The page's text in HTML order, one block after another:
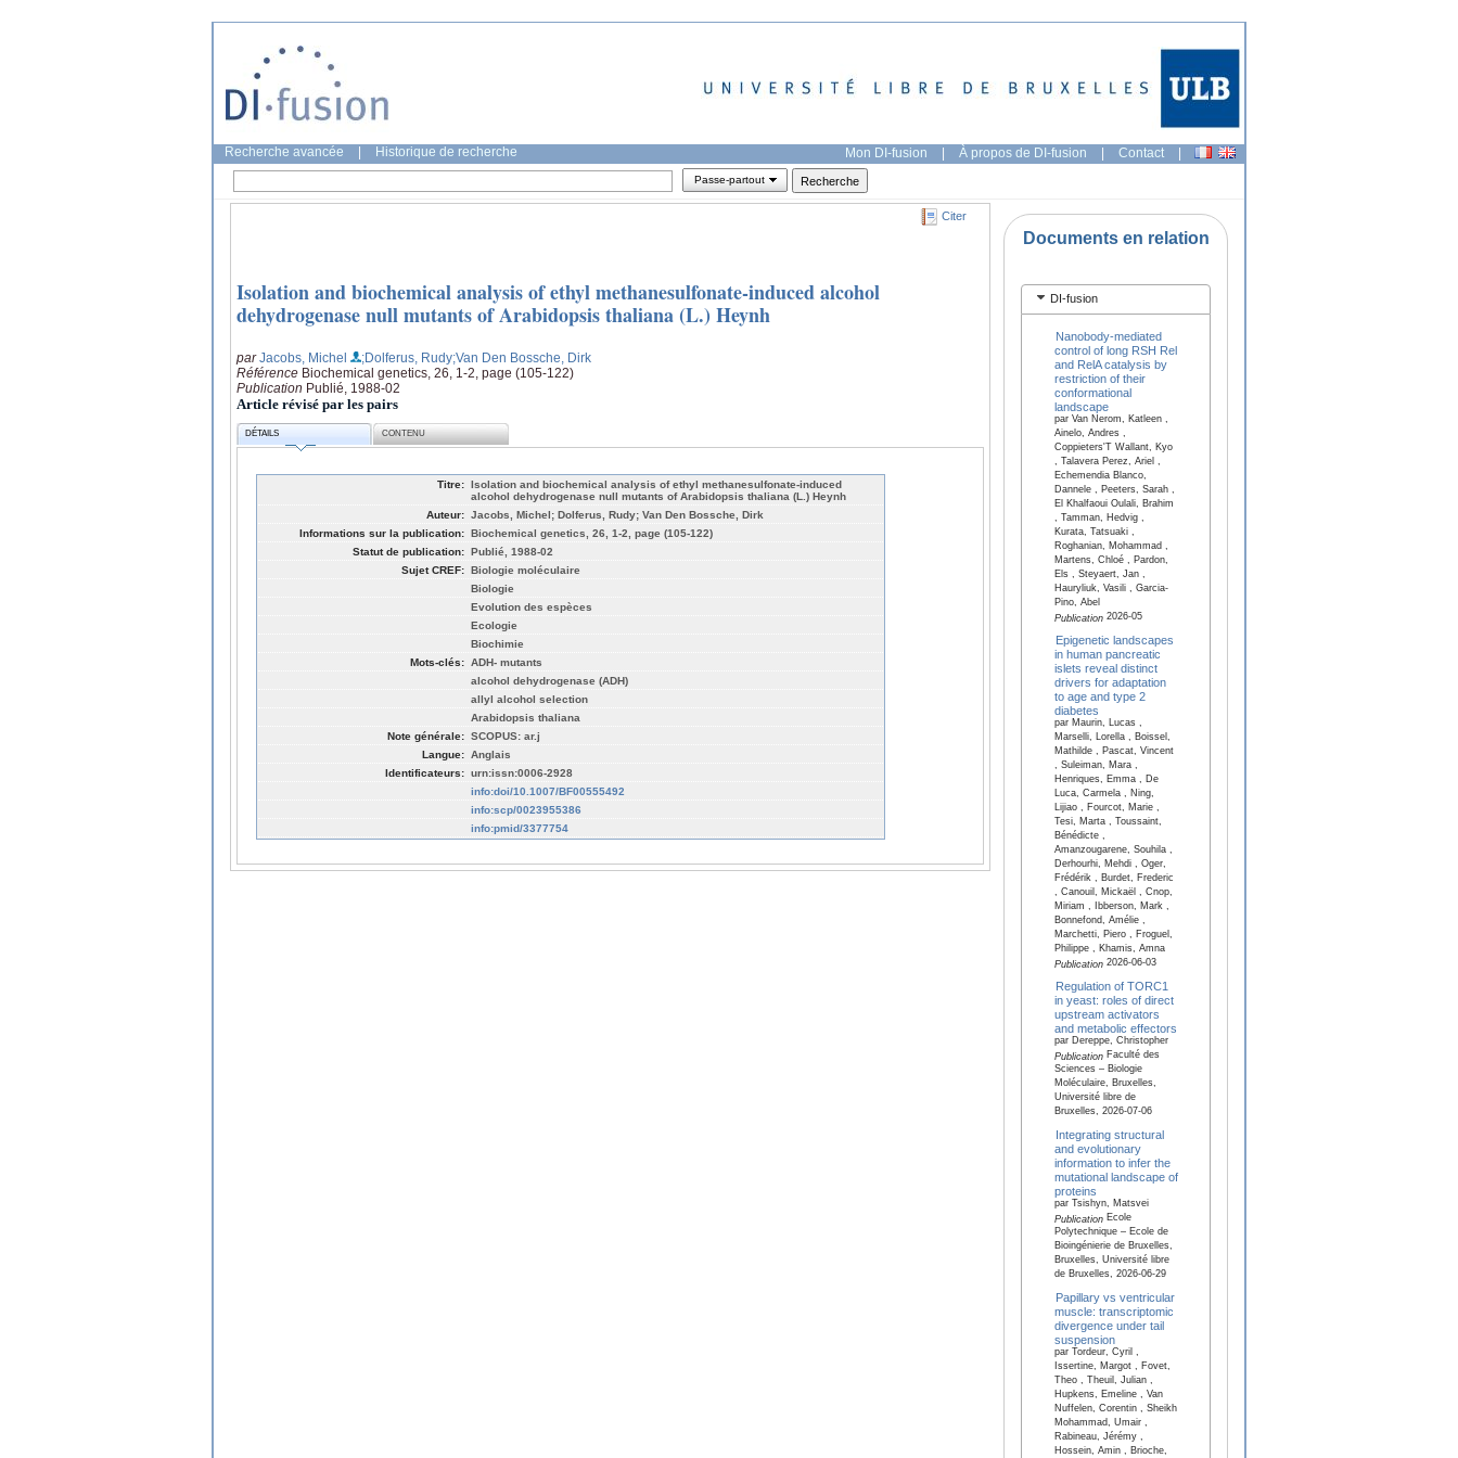
Recherche avancée Historique de recherche Mon DI-fusion | À propos de DI-fusion | Contact |
Passe-partout
Citer
Isolation and biochemical analysis of ethyl methanesulfonate-induced alcohol
dehydrogenase null mutants of Arabidopsis thaliana (L.) Heynh
parJacobs, Michel ;Dolferus, Rudy;Van Den Bossche, Dirk
Référence Biochemical genetics, 26, 1-2, page (105-122)
Publication Publié, 1988-02
Article révisé par les pairs
DÉTAILS CONTENU
Titre: Isolation and biochemical analysis of ethyl methanesulfonate-induced
alcohol dehydrogenase null mutants of Arabidopsis thaliana (L.) Heynh
Auteur: Jacobs, Michel; Dolferus, Rudy; Van Den Bossche, Dirk
Informations sur la publication: Biochemical genetics, 26, 1-2, page (105-122)
Statut de publication: Publié, 1988-02
Sujet CREF: Biologie moléculaire
Biologie
Evolution des espèces
Ecologie
Biochimie
Mots-clés: ADH- mutants
alcohol dehydrogenase (ADH)
allyl alcohol selection
Arabidopsis thaliana
Note générale: SCOPUS: ar.j
Langue: Anglais
Identificateurs: urn:issn:0006-2928
info:doi/10.1007/BF00555492
info:scp/0023955386
info:pmid/3377754
Documents en relation
DI-fusion
Nanobody-mediated
control of long RSH Rel
and RelA catalysis by
restriction of their
conformational
landscape
par Van Nerom, Katleen ,
Ainelo, Andres ,
Coppieters'T Wallant, Kyo
, Talavera Perez, Ariel ,
Echemendia Blanco,
Dannele , Peeters, Sarah ,
El Khalfaoui Oulali, Brahim
, Tamman, Hedvig ,
Kurata, Tatsuaki ,
Roghanian, Mohammad ,
Martens, Chloé , Pardon,
Els , Steyaert, Jan ,
Hauryliuk, Vasili , Garcia-
Pino, Abel
Publication2026-05
Epigenetic landscapes
in human pancreatic
islets reveal distinct
drivers for adaptation
to age and type 2
diabetes
par Maurin, Lucas ,
Marselli, Lorella , Boissel,
Mathilde , Pascat, Vincent
, Suleiman, Mara ,
Henriques, Emma , De
Luca, Carmela , Ning,
Lijiao , Fourcot, Marie ,
Tesi, Marta , Toussaint,
Bénédicte ,
Amanzougarene, Souhila ,
Derhourhi, Mehdi , Oger,
Frédérik , Burdet, Frederic
, Canouil, Mickaël , Cnop,
Miriam , Ibberson, Mark ,
Bonnefond, Amélie ,
Marchetti, Piero , Froguel,
Philippe , Khamis, Amna
Publication2026-06-03
Regulation of TORC1
in yeast: roles of direct
upstream activators
and metabolic effectors
par Dereppe, Christopher
PublicationFaculté des
Sciences – Biologie
Moléculaire, Bruxelles,
Université libre de
Bruxelles, 2026-07-06
Integrating structural
and evolutionary
information to infer the
mutational landscape of
proteins
par Tsishyn, Matsvei
PublicationEcole
Polytechnique – Ecole de
Bioingénierie de Bruxelles,
Bruxelles, Université libre
de Bruxelles, 2026-06-29
Papillary vs ventricular
muscle: transcriptomic
divergence under tail
suspension
par Tordeur, Cyril ,
Issertine, Margot , Fovet,
Theo , Theuil, Julian ,
Hupkens, Emeline , Van
Nuffelen, Corentin , Sheikh
Mohammad, Umair ,
Rabineau, Jérémy ,
Hossein, Amin , Brioche,